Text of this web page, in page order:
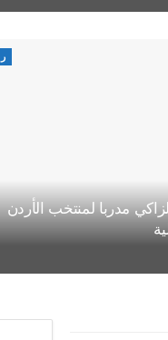
مدربا لمنتخب الأردن